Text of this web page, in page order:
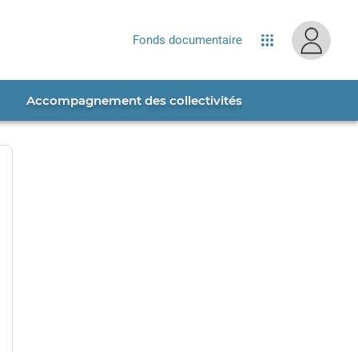
Fonds documentaire Applications
Accompagnement des collectivités